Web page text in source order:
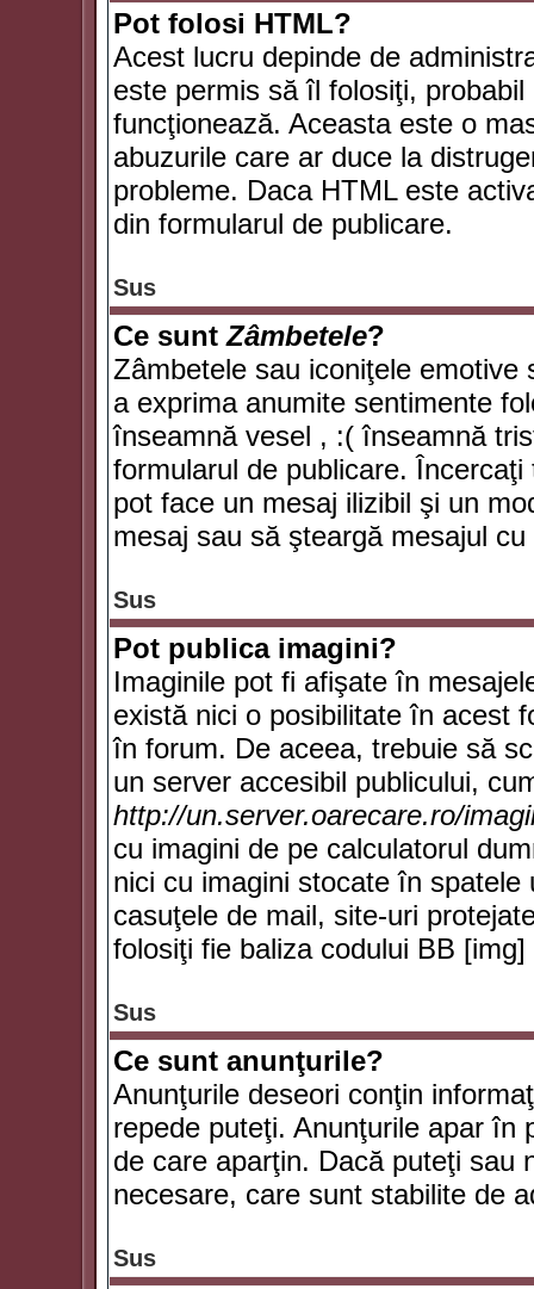
Pot folosi HTML?
Acest lucru depinde de
este permis să îl folosiţi,
funcţionează. Aceasta este o
abuzurile care ar duce la
probleme. Daca HTML este
din formularul de publicare.
Sus
Ce suntZâmbetele?
Zâmbetele sau iconiţele
a exprima anumite sentimente
înseamnă vesel , :( înseamnă
formularul de publicare.
pot face un mesaj ilizibil şi un
mesaj sau să şteargă mesajul cu
Sus
Pot publica imagini?
Imaginile pot fi afişate în
există nici o posibilitate în acest
în forum. De aceea, trebuie să
un server accesibil publicului,
http://un.server.oarecare.ro/
cu imagini de pe calculatorul
nici cu imagini stocate în
casuţele de mail, site-uri
folosiţi fie baliza codului BB
Sus
Ce sunt anunţurile?
Anunţurile deseori conţin
repede puteţi. Anunţurile apar în
de care aparţin. Dacă puteţi sau
necesare, care sunt stabilite de
Sus